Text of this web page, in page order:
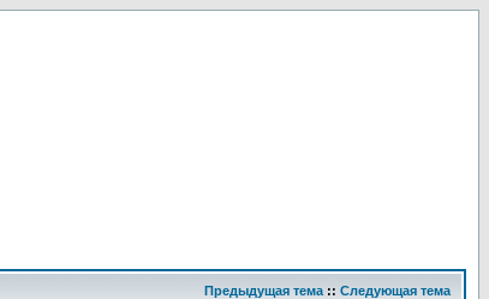
Предыдущая тема :: Следующая тема